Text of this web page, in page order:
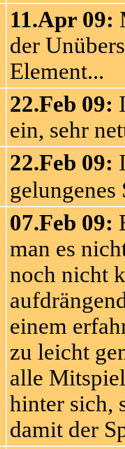
11.Apr 09:
der
Element...
22.Feb 09:
ein, sehr
22.Feb 09:
gelungenes
07.Feb 09:
man es
noch nicht
einem
zu leicht
alle
hinter sich,
damit der